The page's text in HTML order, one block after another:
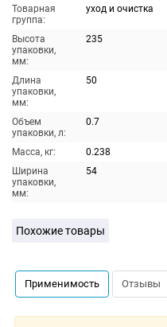
Товарная
группа:
уход и очистка
Высота
упаковки,
мм:
235
Длина
упаковки,
мм:
50
Объем
упаковки, л:
0.7
Масса, кг:
0.238
Ширина
упаковки,
мм:
54
Похожие товары
Применимость Отзывы